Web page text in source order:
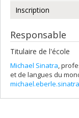
Inscription
Responsable
Titulaire de l'école
Michael Sinatra,
et de langues du